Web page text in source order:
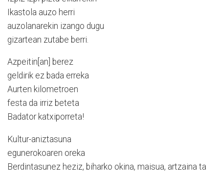
Ikastola auzo herri
auzolanarekin izango dugu
gizartean zutabe berri.
Azpeitin[an] berez
geldirik ez bada erreka
Aurten kilometroen
festa da irriz beteta
Badator katxiporreta!
Kultur-aniztasuna
egunerokoaren oreka
Berdintasunez heziz, biharko okina, maisua, artzaina ta